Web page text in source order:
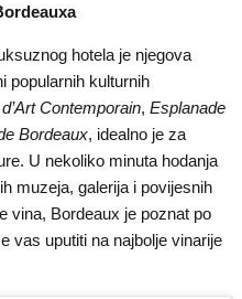
hotela je njegova
popularnih kulturnih
Contemporain, Esplanade
Bordeaux, idealno je za
U nekoliko minuta hodanja
muzeja, galerija i povijesnih
vina, Bordeaux je poznat po
vas uputiti na najbolje vinarije